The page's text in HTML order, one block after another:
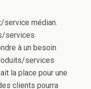
service médian.
services
à un besoin
services
la place pour une
clients pourra